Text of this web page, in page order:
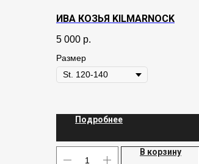
ИВА КОЗЬЯ KILMARNOCK
5 000 р.
Размер
Подробнее
В корзину